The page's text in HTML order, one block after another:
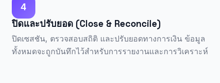
4
ปิดและปรับยอด (Close & Reconcile)
ปิดเซสชัน, ตรวจสอบสถิติ และปรับยอดทางการเงิน ข้อมูล
ทั้งหมดจะถูกบันทึกไว้สำหรับการรายงานและการวิเคราะห์